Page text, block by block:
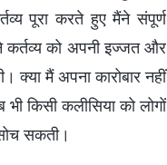
पूरा करते हुए मैंने संपूर्ण
कर्तव्य को अपनी इज्जत और
मैं अपना कारोबार नहीं
किसी कलीसिया को लोगों
सकती।